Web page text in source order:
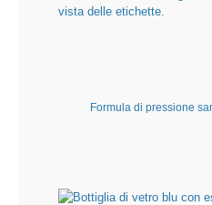
Formula di pressione